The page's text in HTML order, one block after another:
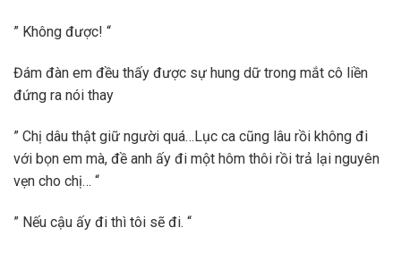
” Không được! “
Đám đàn em đều thấy được sự hung dữ trong mắt cô liền
đứng ra nói thay
” Chị dâu thật giữ người quá…Lục ca cũng lâu rồi không đi
với bọn em mà, đề anh ấy đi một hôm thôi rồi trả lại nguyên
vẹn cho chị… “
” Nếu cậu ấy đi thì tôi sẽ đi. “